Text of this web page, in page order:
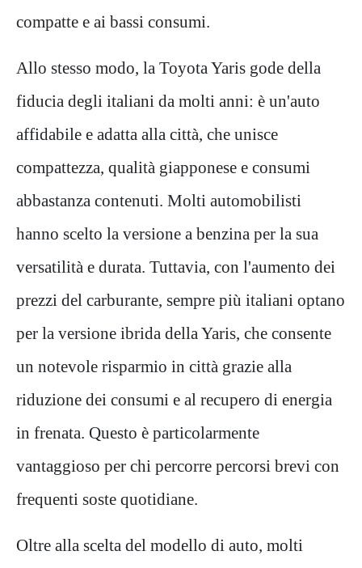
compatte e ai bassi consumi.
Allo stesso modo, la Toyota Yaris gode della
fiducia degli italiani da molti anni: è un'auto
affidabile e adatta alla città, che unisce
compattezza, qualità giapponese e consumi
abbastanza contenuti. Molti automobilisti
hanno scelto la versione a benzina per la sua
versatilità e durata. Tuttavia, con l'aumento dei
prezzi del carburante, sempre più italiani optano
per la versione ibrida della Yaris, che consente
un notevole risparmio in città grazie alla
riduzione dei consumi e al recupero di energia
in frenata. Questo è particolarmente
vantaggioso per chi percorre percorsi brevi con
frequenti soste quotidiane.
Oltre alla scelta del modello di auto, molti